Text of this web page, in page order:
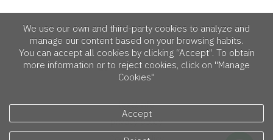
legal info
privacy policy
We use our own and third-party cookies to analyze and
manage our content based on your browsing habits.
You can accept all cookies by clicking “Accept”. To obtain
more information or to reject cookies, click on "Manage
Cookies"
Accept